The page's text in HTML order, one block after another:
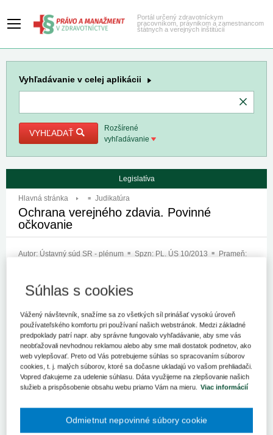
Portál určený zdravotníckym
pracovníkom, právnikom a zamestnancom
štátnych a verejných inštitúcií
Vyhľadávanie v celej aplikácii
VYHĽADAŤ
Rozšírené
vyhľadávanie
Legislatíva
Hlavná stránka Judikatúra
Ochrana verejného zdavia. Povinné
očkovanie
Autor: Ústavný súd SR - plénum Spzn: PL. ÚS 10/2013
Prameň:
Obsah judikátu sa zobrazuje len prihlásených
Odomknite si prístup k odbornému obsahu na portáli.
Prístup k obsahu portálu majú len registrovaní používatelia
portálu. Pokiaľ ste už zaregistrovaný, stačí sa prihlásiť.
Ak ešte nemáte prístup k obsahu portálu, využite 10-dňovú
Súhlas s cookies
Vážený návštevník, snažíme sa zo všetkých síl prinášať vysokú úroveň
používateľského komfortu pri používaní našich webstránok. Medzi základné
predpoklady patrí napr. aby správne fungovalo vyhľadávanie, aby sme vás
neobťažovali nevhodnou reklamou alebo aby sme mali dostatok podnetov, ako
web vylepšovať. Preto od Vás potrebujeme súhlas so spracovaním súborov
cookies, t. j. malých súborov, ktoré sa dočasne ukladajú vo vašom prehliadači.
Vopred ďakujeme za udelenie súhlasu. Dáta využijeme na zlepšovanie našich
služieb a prispôsobenie obsahu webu priamo Vám na mieru. Viac informácií
Odmietnut nepovinné súbory cookie